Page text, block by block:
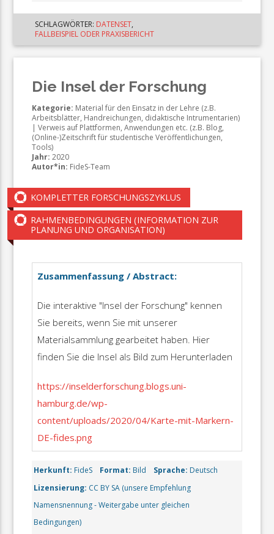
SCHLAGWÖRTER: DATENSET,
FALLBEISPIEL ODER PRAXISBERICHT
Die Insel der Forschung
Kategorie: Material für den Einsatz in der Lehre (z.B.
Arbeitsblätter, Handreichungen, didaktische Intrumentarien)
| Verweis auf Plattformen, Anwendungen etc. (z.B. Blog,
(Online-)Zeitschrift für studentische Veröffentlichungen,
Tools)
Jahr: 2020
Autor*in: FideS-Team
KOMPLETTER FORSCHUNGSZYKLUS
RAHMENBEDINGUNGEN (INFORMATION ZUR
PLANUNG UND ORGANISATION)
Zusammenfassung / Abstract:
Die interaktive "Insel der Forschung" kennen
Sie bereits, wenn Sie mit unserer
Materialsammlung gearbeitet haben. Hier
finden Sie die Insel als Bild zum Herunterladen
https://inselderforschung.blogs.uni-
hamburg.de/wp-
content/uploads/2020/04/Karte-mit-Markern-
DE-fides.png
Herkunft: FideS Format: Bild Sprache: Deutsch
Lizensierung: CC BY SA (unsere Empfehlung
Namensnennung - Weitergabe unter gleichen
Bedingungen)